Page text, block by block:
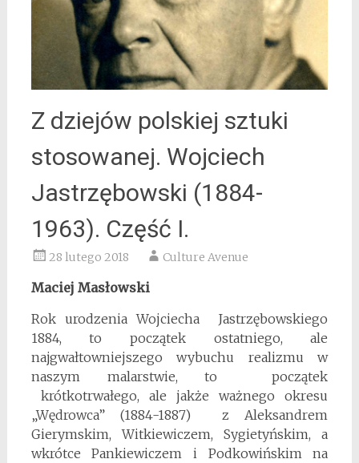
Z dziejów polskiej sztuki
stosowanej. Wojciech
Jastrzębowski (1884-
1963). Część I.
28 lutego 2018 Culture Avenue
Maciej Masłowski
Rok urodzenia Wojciecha Jastrzębowskiego
1884, to początek ostatniego, ale
najgwałtowniejszego wybuchu realizmu w
naszym malarstwie, to początek
krótkotrwałego, ale jakże ważnego okresu
„Wędrowca” (1884-1887) z Aleksandrem
Gierymskim, Witkiewiczem, Sygietyńskim, a
wkrótce Pankiewiczem i Podkowińskim na